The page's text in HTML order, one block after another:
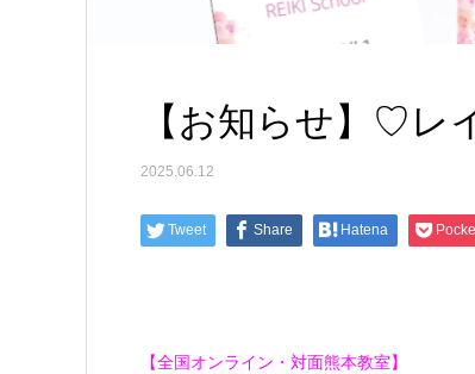
【お知らせ】♡レ
2025.06.12
Tweet Share Hatena
【全国オンライン・対面熊本教室】